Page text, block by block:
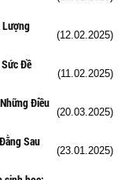
Lượng
(12.02.2025)
Đề
(11.02.2025)
Điều
(20.03.2025)
Sau
(23.01.2025)